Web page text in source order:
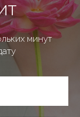
минут